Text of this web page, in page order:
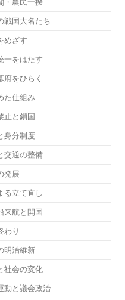
・農民一揆
国大名たち
めざす
一をはたす
をひらく
た仕組み
止と鎖国
身分制度
交通の整備
発展
立て直し
航と開国
わり
明治維新
社会の変化
動と議会政治